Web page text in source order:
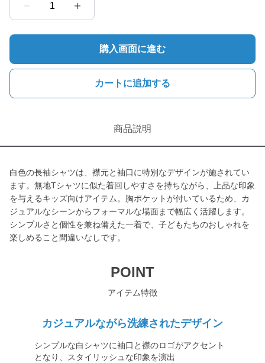
1
購入画面に進む
カートに追加する
商品説明
白色の長袖シャツは、襟元と袖口に特別なデザインが施されてい
ます。無地Tシャツに似た着回しやすさを持ちながら、上品な印象
を与えるキッズ向けアイテム。胸ポケットが付いているため、カ
ジュアルなシーンからフォーマルな場面まで幅広く活躍します。
シンプルさと個性を兼ね備えた一着で、子どもたちのおしゃれを
楽しめること間違いなしです。
POINT
アイテム特徴
カジュアルながら洗練されたデザイン
シンプルな白シャツに袖口と襟のロゴがアクセント
となり、スタイリッシュな印象を演出